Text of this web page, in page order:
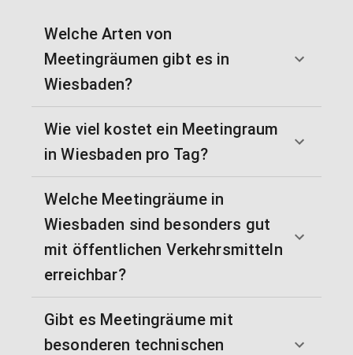
Welche Arten von
Meetingräumen gibt es in
Wiesbaden?
Wie viel kostet ein Meetingraum
in Wiesbaden pro Tag?
Welche Meetingräume in
Wiesbaden sind besonders gut
mit öffentlichen Verkehrsmitteln
erreichbar?
Gibt es Meetingräume mit
besonderen technischen